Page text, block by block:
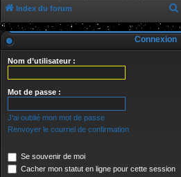
Index du forum
Connexion
Nom d’utilisateur :
Mot de passe :
J’ai oublié mon mot de passe
Renvoyer le courriel de confirmation
Se souvenir de moi
Cacher mon statut en ligne pour cette session